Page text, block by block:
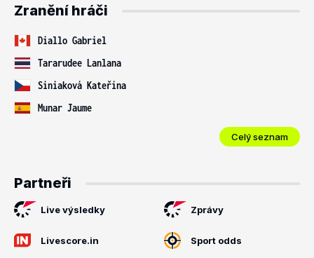
Zranění hráči
Diallo Gabriel
Tararudee Lanlana
Siniaková Kateřina
Munar Jaume
Celý seznam
Partneři
Live výsledky Zprávy
Livescore.in Sport odds